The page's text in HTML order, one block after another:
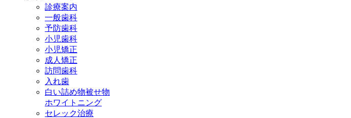
診療案内
一般歯科
予防歯科
小児歯科
小児矯正
成人矯正
訪問歯科
入れ歯
白い詰め物被せ物
ホワイトニング
セレック治療